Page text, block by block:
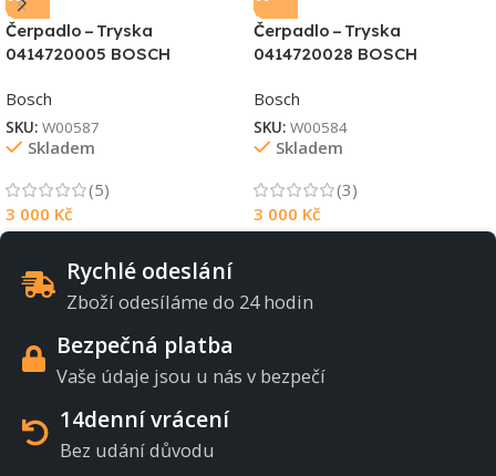
Čerpadlo – Tryska
0414720005 BOSCH
Bosch
SKU: W00587
Skladem
(5)
3 000 Kč
Čerpadlo – Tryska
0414720028 BOSCH
Bosch
SKU: W00584
Skladem
(3)
3 000 Kč
Rychlé odeslání
Zboží odesíláme do 24 hodin
Bezpečná platba
Vaše údaje jsou u nás v bezpečí
14denní vrácení
Bez udání důvodu